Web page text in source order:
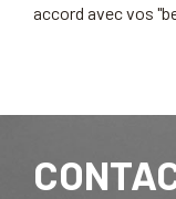
accord avec vos